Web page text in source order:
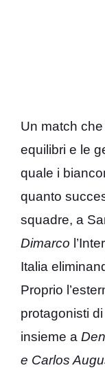
Un match
equilibri e le
quale i
quanto
squadre, a
Dimarco
Italia
Proprio
protagonisti
insieme a
e Carlos